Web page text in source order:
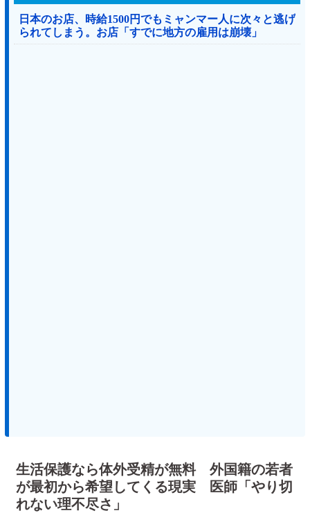
日本のお店、時給1500円でもミャンマー人に次々と逃げ
られてしまう。お店「すでに地方の雇用は崩壊」
生活保護なら体外受精が無料 外国籍の若者
が最初から希望してくる現実 医師「やり切
れない理不尽さ」